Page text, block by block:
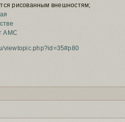
рисованным внешностям;
АМС
viewtopic.php?id=35#p80